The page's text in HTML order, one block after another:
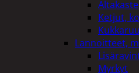
Ketjut,
Lannoitteet,
Myrkyt